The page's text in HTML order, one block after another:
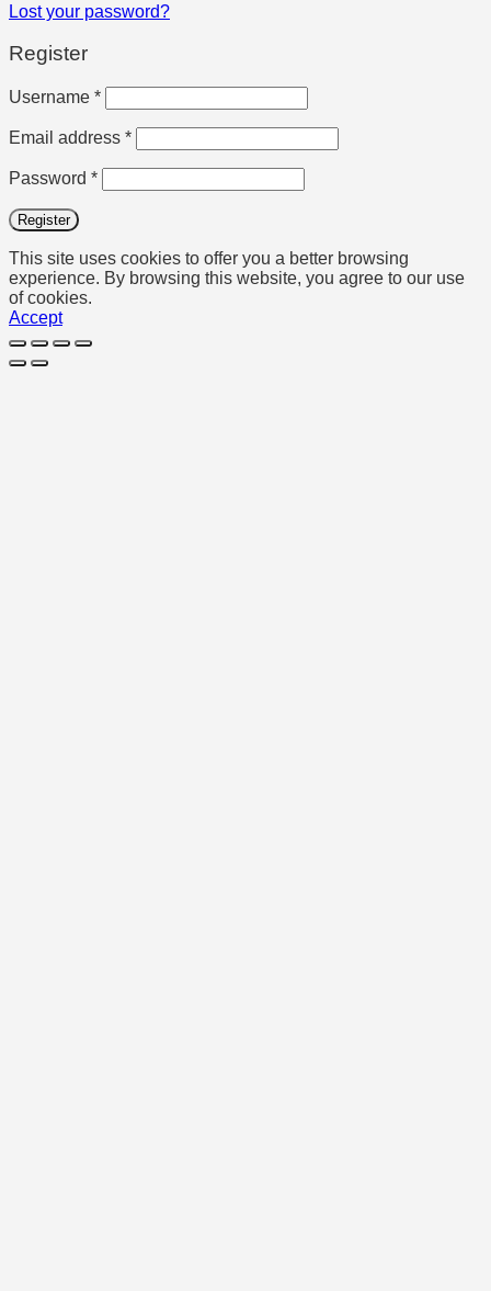
Lost your password?
Register
Username *Required
Email address *Required
Password *Required
Register
This site uses cookies to offer you a better browsing
experience. By browsing this website, you agree to our use
of cookies.
Accept